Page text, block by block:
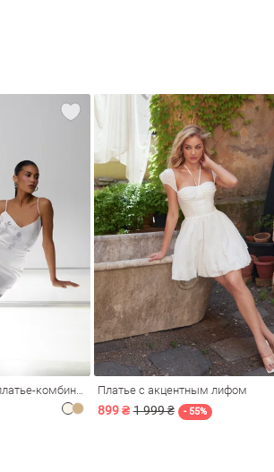
Платье с акцентным лифом
899 ₴ 1 999 ₴ - 55%